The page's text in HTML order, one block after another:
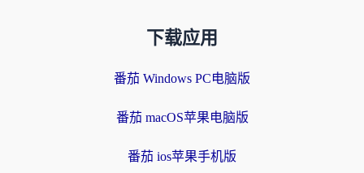
下载应用
番茄 Windows PC电脑版
番茄 macOS苹果电脑版
番茄 ios苹果手机版